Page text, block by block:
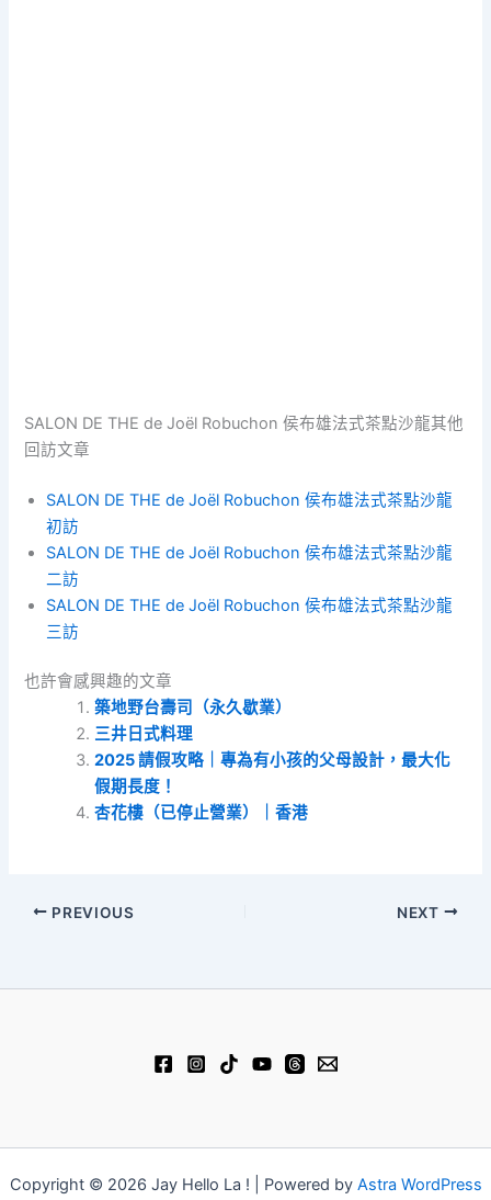
SALON DE THE de Joël Robuchon 侯布雄法式茶點沙龍其他
回訪文章
SALON DE THE de Joël Robuchon 侯布雄法式茶點沙龍
初訪
SALON DE THE de Joël Robuchon 侯布雄法式茶點沙龍
二訪
SALON DE THE de Joël Robuchon 侯布雄法式茶點沙龍
三訪
也許會感興趣的文章
築地野台壽司（永久歇業）
三井日式料理
2025 請假攻略｜專為有小孩的父母設計，最大化
假期長度！
杏花樓（已停止營業）｜香港
PREVIOUS NEXT
Copyright © 2026 Jay Hello La ! | Powered by Astra WordPress